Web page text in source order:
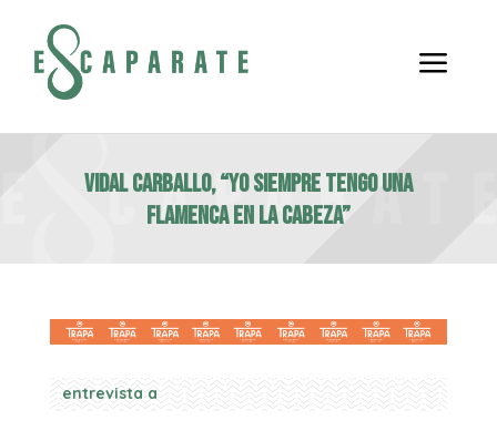
a
VIDAL CARBALLO, “Yo siempre tengo una
flamenca en la cabeza”
entrevista a